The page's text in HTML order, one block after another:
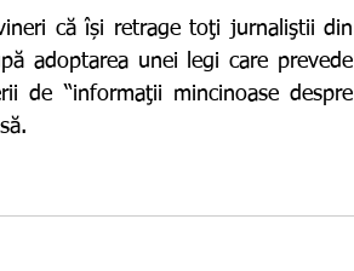
adoptarea unei legi care prevede
de “informaţii mincinoase despre